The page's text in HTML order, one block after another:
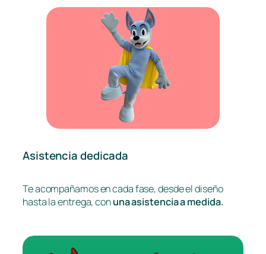
Asistencia dedicada
Te acompañamos en cada fase, desde el diseño
hasta la entrega, conuna asistencia a medida.